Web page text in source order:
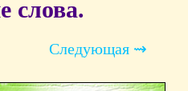
слова.
Следующая ⇝